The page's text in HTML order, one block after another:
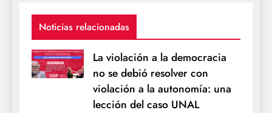
Noticias relacionadas
La violación a la democracia
no se debió resolver con
violación a la autonomía: una
lección del caso UNAL